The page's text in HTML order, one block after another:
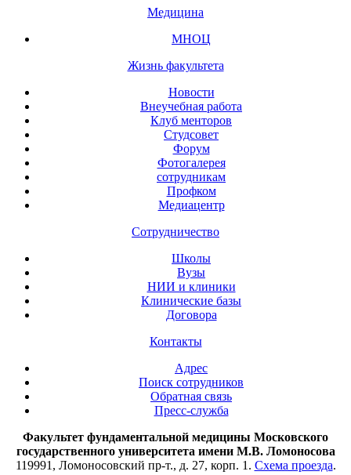
Медицина
МНОЦ
Жизнь факультета
Новости
Внеучебная работа
Клуб менторов
Студсовет
Форум
Фотогалерея
сотрудникам
Профком
Медиацентр
Сотрудничество
Школы
Вузы
НИИ и клиники
Клинические базы
Договора
Контакты
Адрес
Поиск сотрудников
Обратная связь
Пресс-служба
Факультет фундаментальной медицины Московского
государственного университета имени М.В. Ломоносова
119991, Ломоносовский пр-т., д. 27, корп. 1. Схема проезда.